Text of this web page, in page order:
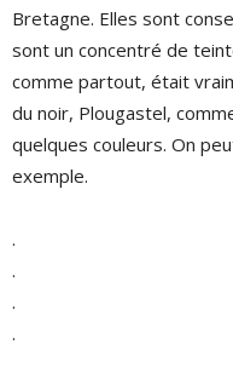
Bretagne. Elles sont
sont un concentré de
comme partout, était
du noir, Plougastel,
quelques couleurs. On
exemple.
.
.
.
.